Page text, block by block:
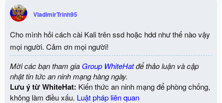
t
i
o
s
VladimirTrinh95
Cho mình hỏi cách cài Kali trên ssd hoặc hdd như thế nào vậy
mọi người. Cảm ơn mọi người!
Mời các bạn tham gia Group WhiteHatđể thảo luận và cập
nhật tin tức an ninh mạng hàng ngày.
Lưu ý từ WhiteHat: Kiến thức an ninh mạng để phòng chống,
không làm điều xấu. Luật pháp liên quan